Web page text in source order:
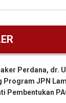
Perdana, dr.
Program JPN
Pembentukan